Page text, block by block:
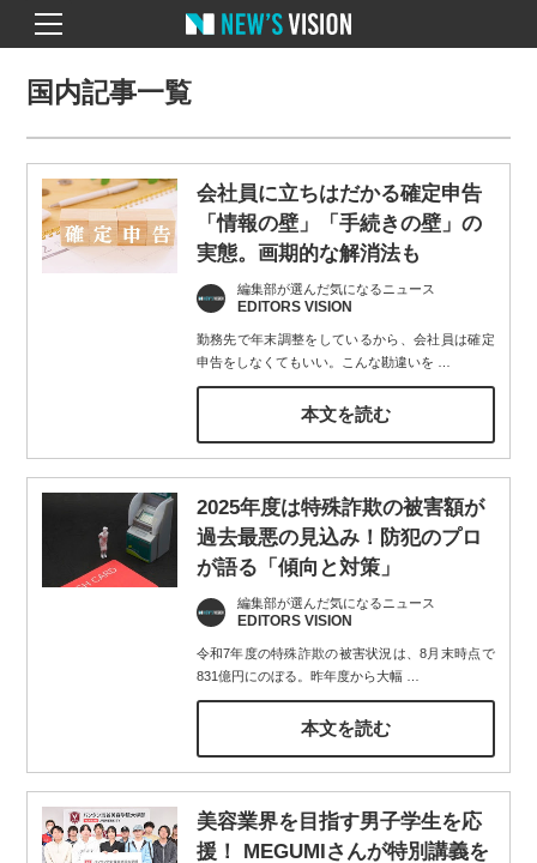
国内記事一覧
会社員に立ちはだかる確定申告
「情報の壁」「手続きの壁」の
実態。画期的な解消法も
編集部が選んだ気になるニュース
EDITORS VISION
勤務先で年末調整をしているから、会社員は確定
申告をしなくてもいい。こんな勘違いを
本文を読む
2025年度は特殊詐欺の被害額が
過去最悪の見込み！防犯のプロ
が語る「傾向と対策」
編集部が選んだ気になるニュース
EDITORS VISION
令和7年度の特殊詐欺の被害状況は、8月末時点で
831億円にのぼる。昨年度から大幅…
本文を読む
美容業界を目指す男子学生を応
援！ MEGUMIさんが特別講義を